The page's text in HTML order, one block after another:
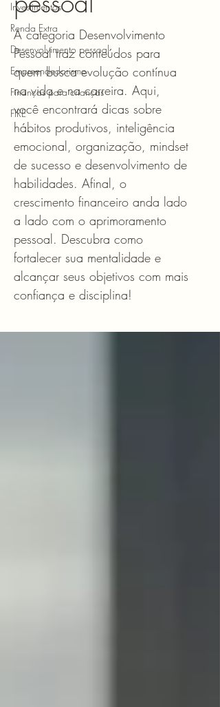
Investimentos
Renda Extra
Desenvolvimento pessoal
Empreendedorismo
Finanças para crianças
FIRE
A categoria Desenvolvimento
Pessoal traz conteúdos para
quem busca evolução contínua
na vida e na carreira. Aqui,
você encontrará dicas sobre
hábitos produtivos, inteligência
emocional, organização, mindset
de sucesso e desenvolvimento de
habilidades. Afinal, o
crescimento financeiro anda lado
a lado com o aprimoramento
pessoal. Descubra como
fortalecer sua mentalidade e
alcançar seus objetivos com mais
confiança e disciplina!